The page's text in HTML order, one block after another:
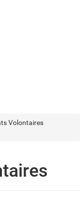
Volontaires